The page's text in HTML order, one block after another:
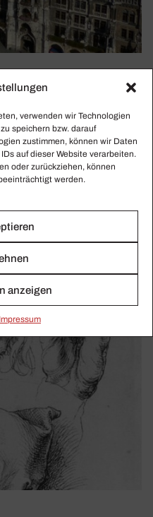
verwenden wir Technologien
speichern bzw. darauf
zustimmen, können wir Daten
auf dieser Website verarbeiten.
oder zurückziehen, können
werden.
anzeigen
Impressum
– Prater­insel
erfolgreichsten
auf zu träumen von der
Credo.